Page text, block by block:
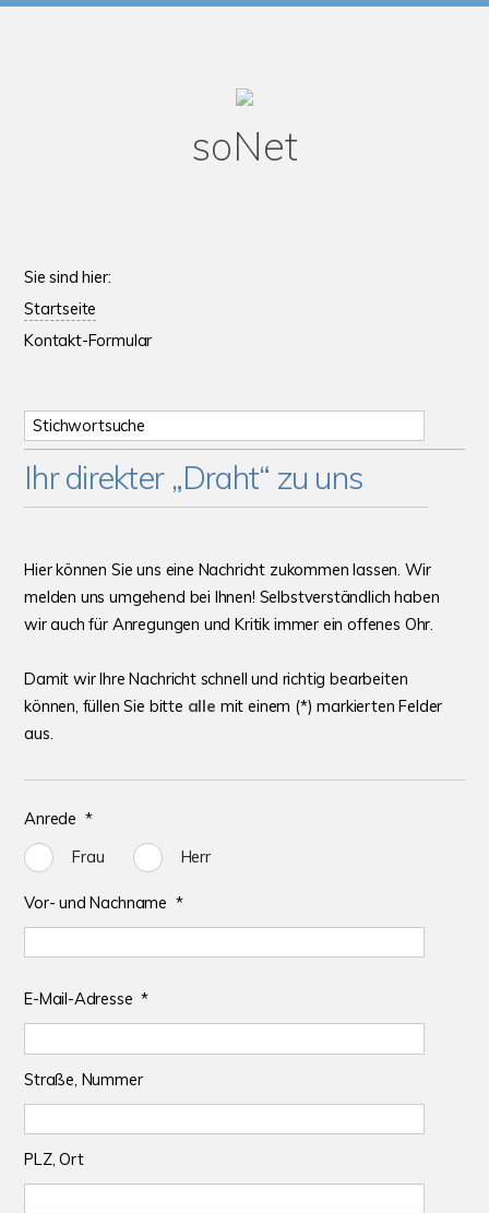
soNet
Sie sind hier:
Startseite
Kontakt-Formular
Ihr direkter „Draht“ zu uns
Hier können Sie uns eine Nach­richt zukommen lassen. Wir
melden uns umgehend bei Ihnen! Selbst­verständ­lich haben
wir auch für Anre­gungen und Kritik immer ein offenes Ohr.
Damit wir Ihre Nachricht schnell und richtig bearbeiten
können, füllen Sie bitte alle mit einem (*) markierten Felder
aus.
Anrede *
Frau
Herr
Vor- und Nachname *
E-Mail-Adresse *
Straße, Nummer
PLZ, Ort